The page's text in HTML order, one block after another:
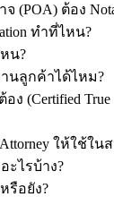
(POA) ต้อง
ทำที่ไหน?
น?
นลูกค้าได้ไหม?
ง (Certified
Attorney ให้ใช้ใ
ะไรบ้าง?
รือยัง?